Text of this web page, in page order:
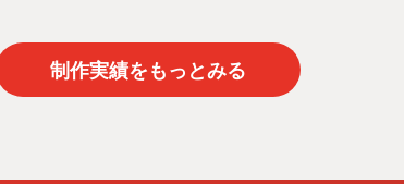
制作実績をもっとみる